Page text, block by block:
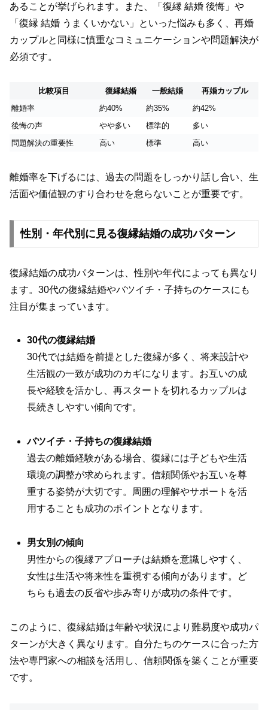
あることが挙げられます。また、「復縁 結婚 後悔」や
「復縁 結婚 うまくいかない」といった悩みも多く、再婚
カップルと同様に慎重なコミュニケーションや問題解決が
必須です。
比較項目 復縁結婚 一般結婚
再婚カップル
離婚率
約40% 約35%
約42%
後悔の声
やや多い 標準的
多い
問題解決の重要性
高い 標準 高い
離婚率を下げるには、過去の問題をしっかり話し合い、生
活面や価値観のすり合わせを怠らないことが重要です。
性別・年代別に見る復縁結婚の成功パターン
復縁結婚の成功パターンは、性別や年代によっても異なり
ます。30代の復縁結婚やバツイチ・子持ちのケースにも
注目が集まっています。
30代の復縁結婚
30代では結婚を前提とした復縁が多く、将来設計や
生活観の一致が成功のカギになります。お互いの成
長や経験を活かし、再スタートを切れるカップルは
長続きしやすい傾向です。
バツイチ・子持ちの復縁結婚
過去の離婚経験がある場合、復縁には子どもや生活
環境の調整が求められます。信頼関係やお互いを尊
重する姿勢が大切です。周囲の理解やサポートを活
用することも成功のポイントとなります。
男女別の傾向
男性からの復縁アプローチは結婚を意識しやすく、
女性は生活や将来性を重視する傾向があります。ど
ちらも過去の反省や歩み寄りが成功の条件です。
このように、復縁結婚は年齢や状況により難易度や成功パ
ターンが大きく異なります。自分たちのケースに合った方
法や専門家への相談を活用し、信頼関係を築くことが重要
です。